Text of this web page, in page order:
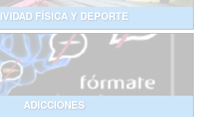
FÍSICA Y DEPORTE
ADICCIONES